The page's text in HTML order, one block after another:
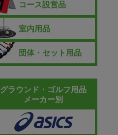
コース設営品
室内用品
団体・セット用品
グラウンド・ゴルフ用品
メーカー別